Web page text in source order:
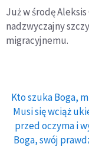
Już w środę
nadzwyczajny
migracyjnemu.
Kto szuka Boga,
Musi się wciąż
przed oczyma i
Boga, swój